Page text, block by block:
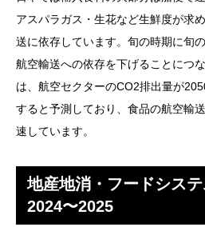
アスパラガス・生花など生鮮度が求
送に依存しています。旬の時期に旬
航空輸送への依存を下げることにつ
は、航空セクターのCO2排出量が
すると予測しており、食品の航空輸
速しています。
地産地消・フードシス
2024〜2025